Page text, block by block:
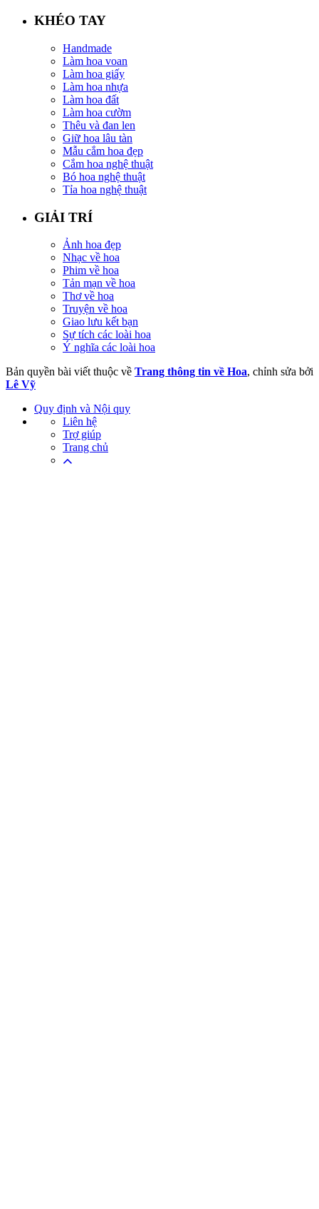
KHÉO TAY
Handmade
Làm hoa voan
Làm hoa giấy
Làm hoa nhựa
Làm hoa đất
Làm hoa cườm
Thêu và đan len
Giữ hoa lâu tàn
Mẫu cắm hoa đẹp
Cắm hoa nghệ thuật
Bó hoa nghệ thuật
Tỉa hoa nghệ thuật
GIẢI TRÍ
Ảnh hoa đẹp
Nhạc về hoa
Phim về hoa
Tản mạn về hoa
Thơ về hoa
Truyện về hoa
Giao lưu kết bạn
Sự tích các loài hoa
Ý nghĩa các loài hoa
Bản quyền bài viết thuộc về Trang thông tin về Hoa, chỉnh sửa bởi
Lê Vỹ
Quy định và Nội quy
Liên hệ
Trợ giúp
Trang chủ